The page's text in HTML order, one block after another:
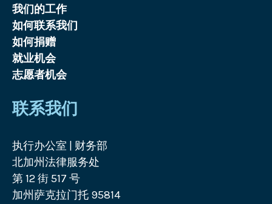
我们的工作
如何联系我们
如何捐赠
就业机会
志愿者机会
联系我们
执行办公室 | 财务部
北加州法律服务处
第 12 街 517 号
加州萨克拉门托 95814